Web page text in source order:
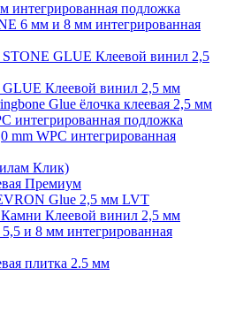
подложка
6 мм и 8 мм интегрированная
GLUE Клеевой винил 2,5
Клеевой винил 2,5 мм
Glue ёлочка клеевая 2,5 мм
подложка
WPC интегрированная
Клик)
Премиум
Glue 2,5 мм LVT
Клеевой винил 2,5 мм
и 8 мм интегрированная
плитка 2.5 мм